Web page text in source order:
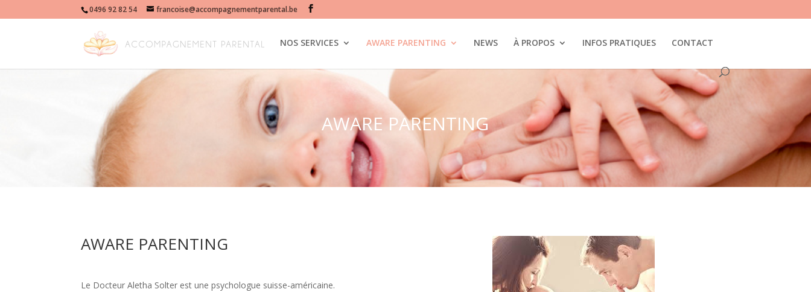
0496 92 82 54 francoise@accompagnementparental.be
NOS SERVICES AWARE PARENTING NEWS À PROPOS INFOS PRATIQUES CONTACT
AWARE PARENTING
AWARE PARENTING
Le Docteur Aletha Solter est une psychologue suisse-américaine.